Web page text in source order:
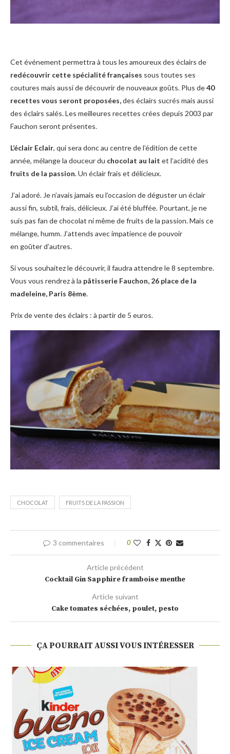
Cet événement permettra à tous les amoureux des éclairs de
redécouvrir cette spécialité françaises sous toutes ses
coutures mais aussi de découvrir de nouveaux goûts. Plus de40
recettes vous seront proposées,des éclairs sucrés mais aussi
des éclairs salés. Les meilleures recettes crées depuis 2003 par
Fauchon seront présentes.
L’éclair Eclair, qui sera donc au centre de l’édition de cette
année, mélange la douceur du chocolat au lait et l’acidité des
fruits de la passion. Un éclair frais et délicieux.
J’ai adoré. Je n’avais jamais eu l’occasion de déguster un éclair
aussi fin, subtil, frais, délicieux. J’ai été bluffée. Pourtant, je ne
suis pas fan de chocolat ni même de fruits de la passion. Mais ce
mélange, humm. J’attends avec impatience de pouvoir
en goûter d’autres.
Si vous souhaitez le découvrir, il faudra attendre le 8 septembre.
Vous vous rendrez à la pâtisserie Fauchon, 26 place de la
madeleine, Paris 8ème.
Prix de vente des éclairs : à partir de 5 euros.
CHOCOLAT FRUITS DE LA PASSION
3 commentaires 0
Article précédent
Cocktail Gin Sapphire framboise menthe
Article suivant
Cake tomates séchées, poulet, pesto
ÇA POURRAIT AUSSI VOUS INTÉRESSER